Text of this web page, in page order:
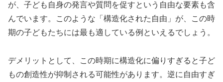
が、子ども自身の発言や質問を促すという自由な要素も含
んでいます。このような「構造化された自由」が、この時
期の子どもたちには最も適している例といえるでしょう。
デメリットとして、この時期に構造化に偏りすぎると子ど
もの創造性が抑制される可能性があります。逆に自由すぎ